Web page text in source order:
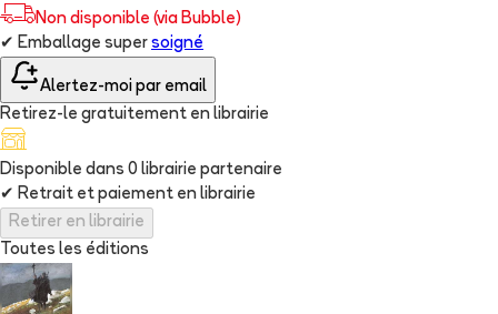
Non disponible (via Bubble)
✔ Emballage super soigné
Alertez-moi par email
Retirez-le gratuitement en librairie
Disponible dans 0 librairie partenaire
✔ Retrait et paiement en librairie
Retirer en librairie
Toutes les éditions